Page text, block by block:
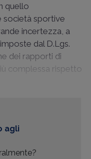
quello
società sportive
incertezza, a
dal D.Lgs.
dei rapporti di
complessa rispetto
agli